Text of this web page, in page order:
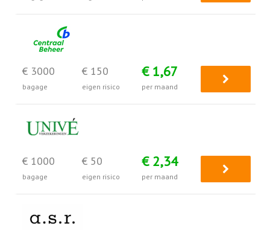
€ 3000
bagage
€ 150
eigen risico
€ 1,67
per maand
€ 1000
bagage
€ 50
eigen risico
€ 2,34
per maand